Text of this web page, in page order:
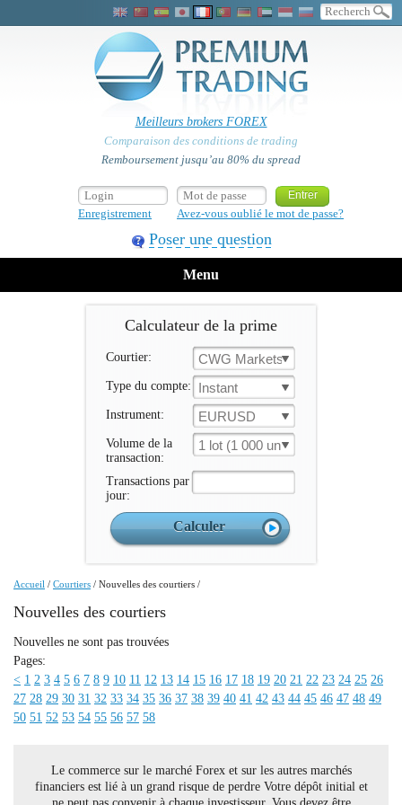
Meilleurs brokers FOREX
Comparaison des conditions de trading
Remboursement jusqu’au 80% du spread
Enregistrement Avez-vous oublié le mot de passe?
Poser une question
Menu
Calculateur de la prime
Courtier: CWG Markets
Type du compte: Instant
Instrument: EURUSD
Volume de la
transaction:
1 lot (1 000 un.)
Transactions par
jour:
Accueil / Courtiers / Nouvelles des courtiers /
Nouvelles des courtiers
Nouvelles ne sont pas trouvées
Pages:
< 1 2 3 4 5 6 7 8 9 10 11 12 13 14 15 16 17 18 19 20 21 22 23 24 25 26
27 28 29 30 31 32 33 34 35 36 37 38 39 40 41 42 43 44 45 46 47 48 49
50 51 52 53 54 55 56 57 58
Le commerce sur le marché Forex et sur les autres marchés
financiers est lié à un grand risque de perdre Votre dépôt initial et